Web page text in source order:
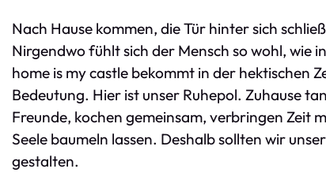
Nach Hause kommen, die Tür hinter sich
Nirgendwo fühlt sich der Mensch so wohl, wie
home is my castle bekommt in der hektischen
Bedeutung. Hier ist unser Ruhepol. Zuhause
Freunde, kochen gemeinsam, verbringen Zeit
Seele baumeln lassen. Deshalb sollten wir
gestalten.